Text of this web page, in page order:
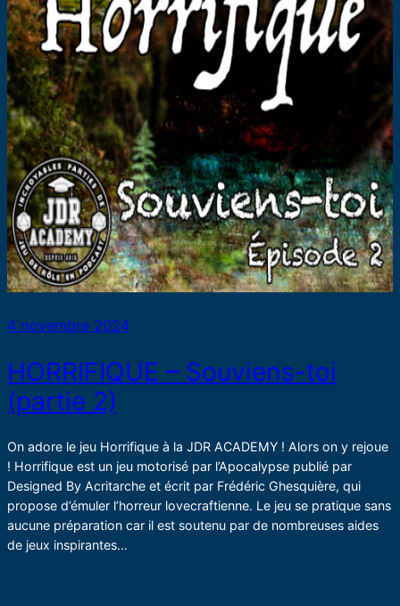
4 novembre 2024
HORRIFIQUE – Souviens-toi
(partie 2)
On adore le jeu Horrifique à la JDR ACADEMY ! Alors on y rejoue
! Horrifique est un jeu motorisé par l’Apocalypse publié par
Designed By Acritarche et écrit par Frédéric Ghesquière, qui
propose d’émuler l’horreur lovecraftienne. Le jeu se pratique sans
aucune préparation car il est soutenu par de nombreuses aides
de jeux inspirantes…